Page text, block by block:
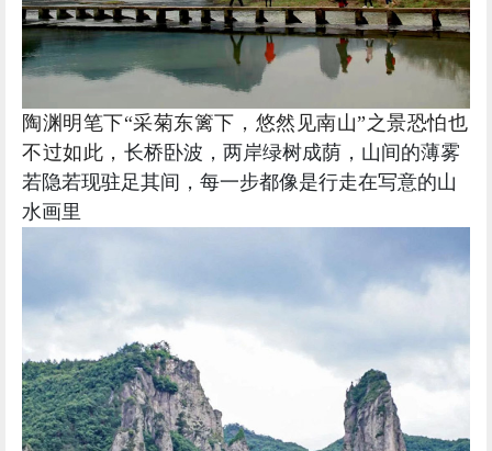
陶渊明笔下“采菊东篱下，悠然见南山”之景恐怕也
不过如此， 长桥卧波，两岸绿树成荫， 山间的薄雾
若隐若现驻足其间，每一步都像是行走在写意的山
水画里